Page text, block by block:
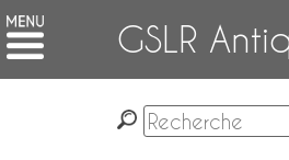
GSLR